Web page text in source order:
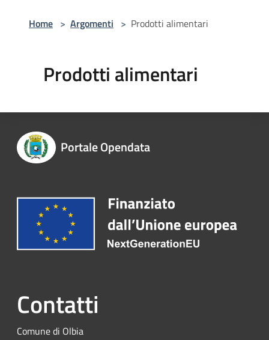
Home > Argomenti > Prodotti alimentari
Prodotti alimentari
Portale Opendata
Contatti
Comune di Olbia